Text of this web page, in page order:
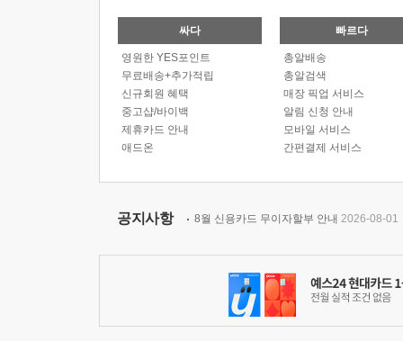
싸다
영원한 YES포인트
무료배송+추가적립
신규회원 혜택
중고샵/바이백
제휴카드 안내
애드온
빠르다
총알배송
총알검색
매장 픽업 서비스
알림 신청 안내
모바일 서비스
간편결제 서비스
공지사항 8월 신용카드 무이자할부 안내 2026-08-01